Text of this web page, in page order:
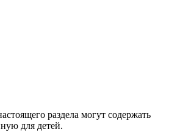
paздeла мoгут coдержать
для дeтeй.